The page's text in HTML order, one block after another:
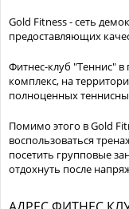
Gold Fitness - сеть
предоставляющих
Фитнес-клуб "Теннис"
комплекс, на
полноценных
Помимо этого в Gold
воспользоваться
посетить групповые
отдохнуть после